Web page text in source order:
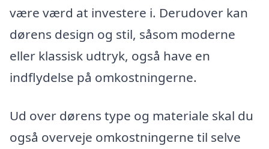
være værd at investere i. Derudover kan
dørens design og stil, såsom moderne
eller klassisk udtryk, også have en
indflydelse på omkostningerne.
Ud over dørens type og materiale skal du
også overveje omkostningerne til selve